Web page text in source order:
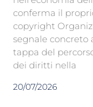
conferma il
copyright
segnale concreto
tappa del
dei diritti nella
20/07/2026